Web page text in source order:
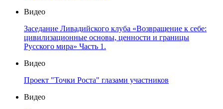
Видео
Заседание Ливадийского клуба «Возвращение к себе:
цивилизационные основы, ценности и границы
Русского мира» Часть 1.
Видео
Проект "Точки Роста" глазами участников
Видео